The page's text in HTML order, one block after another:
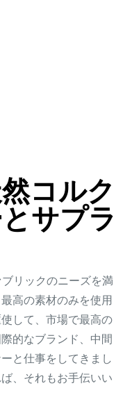
コルク
サプラ
リックのニーズを満
高の素材のみを使用
して、市場で最高の
的なブランド、中間
と仕事をしてきまし
、それもお手伝いい